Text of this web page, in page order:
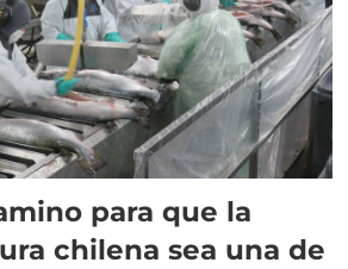
para que la
chilena sea una de